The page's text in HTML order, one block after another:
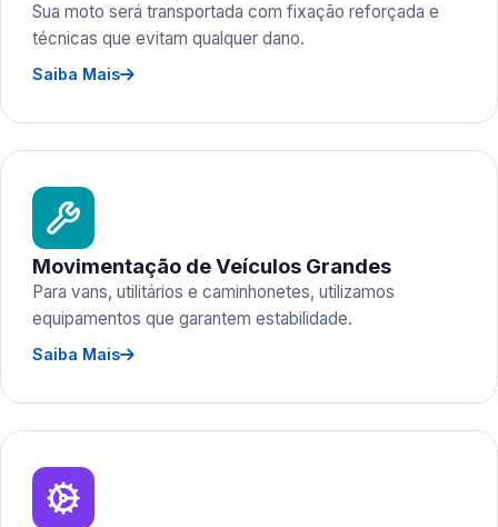
Sua moto será transportada com fixação reforçada e
técnicas que evitam qualquer dano.
Saiba Mais
Movimentação de Veículos Grandes
Para vans, utilitários e caminhonetes, utilizamos
equipamentos que garantem estabilidade.
Saiba Mais